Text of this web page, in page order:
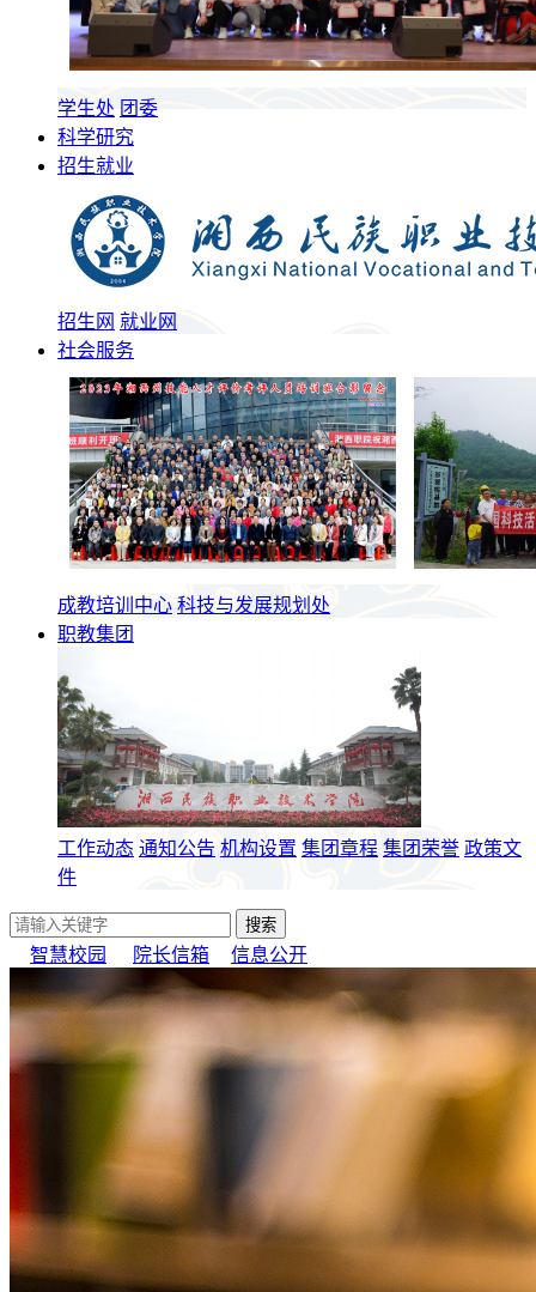
学生处 团委
科学研究
招生就业
招生网 就业网
社会服务
成教培训中心 科技与发展规划处
职教集团
工作动态 通知公告 机构设置 集团章程 集团荣誉 政策文
件
智慧校园 院长信箱 信息公开